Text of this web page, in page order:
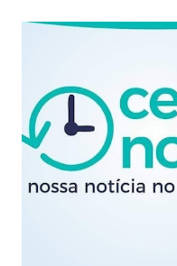
Pular para